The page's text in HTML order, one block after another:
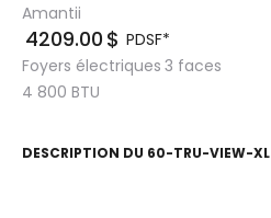
Amantii
4209.00 $ PDSF*
Foyers électriques 3 faces
4 800 BTU
DESCRIPTION DU 60-TRU-VIEW-XL